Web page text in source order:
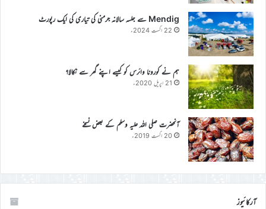
Mendig سے جلسہ سالانہ جرمنی کی تیاری کی ایک رپورٹ
22 اگست 2024ء
ہم نے کورونا وائرس کو کیسے اپنے گھر سے نکالا؟
21 اپریل 2020ء
آنحضرت صلی اللہ علیہ وسلم کے بعض نسخے
20 اگست 2019ء
آرکائیوز